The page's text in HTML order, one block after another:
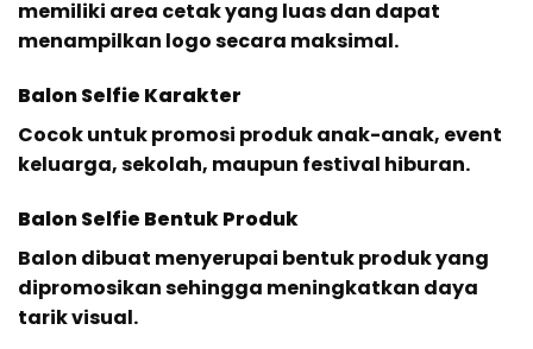
memiliki area cetak yang luas dan dapat
menampilkan logo secara maksimal.
Balon Selfie Karakter
Cocok untuk promosi produk anak-anak, event
keluarga, sekolah, maupun festival hiburan.
Balon Selfie Bentuk Produk
Balon dibuat menyerupai bentuk produk yang
dipromosikan sehingga meningkatkan daya
tarik visual.